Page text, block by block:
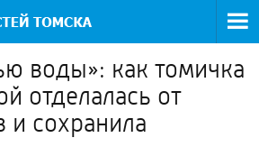
воды»: как томичка
отделалась от
сохранила